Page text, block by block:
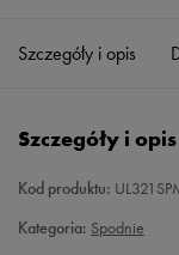
M
XXL
Szczegóły i opis
Szczegóły i opis
Kod produktu:
Kategoria: Spodnie